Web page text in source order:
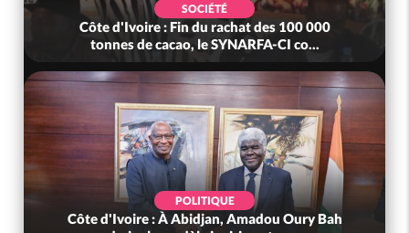
SOCIÉTÉ
Côte d'Ivoire : Fin du rachat des 100 000
tonnes de cacao, le SYNARFA-CI co...
POLITIQUE
Côte d'Ivoire : À Abidjan, Amadou Oury Bah